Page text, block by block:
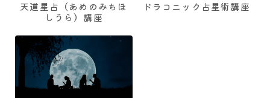
天道星占（あめのみちほ
しうら）講座
ドラコニック占星術講座